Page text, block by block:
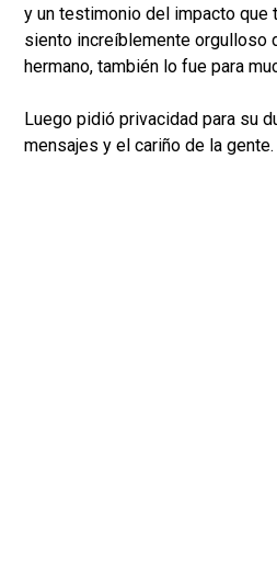
y un testimonio del impacto que
siento increíblemente orgulloso
hermano, también lo fue para
Luego pidió privacidad para su
mensajes y el cariño de la gente.